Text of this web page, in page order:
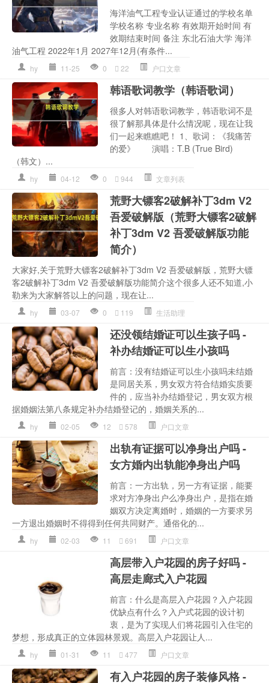
海洋油气工程专业认证通过的学校名单
学校名称 专业名称 有效期开始时间 有
效期结束时间 备注 东北石油大学 海洋
油气工程 2022年1月 2027年12月(有条件...
hy 11-25 0 22 户口文章
韩语歌词教学（韩语歌词）
很多人对韩语歌词教学，韩语歌词不是
很了解那具体是什么情况呢，现在让我
们一起来瞧瞧吧！ 1、歌词：《我痛苦
的爱》 演唱：T.B (True Bird)
（韩文）...
hy 04-12 0 944 文章列表
荒野大镖客2破解补丁3dm V2
吾爱破解版（荒野大镖客2破解
补丁3dm V2 吾爱破解版功能
简介）
大家好,关于荒野大镖客2破解补丁3dm V2 吾爱破解版，荒野大镖
客2破解补丁3dm V2 吾爱破解版功能简介这个很多人还不知道,小
勒来为大家解答以上的问题，现在让...
hy 03-07 0 119 生活助理
还没领结婚证可以生孩子吗 -
补办结婚证可以生小孩吗
前言：没有结婚证可以生小孩吗未结婚
是同居关系，男女双方符合结婚实质要
件的，应当补办结婚登记，男女双方根
据婚姻法第八条规定补办结婚登记的，婚姻关系的...
hy 02-05 12 578 户口文章
出轨有证据可以净身出户吗 -
女方婚内出轨能净身出户吗
前言：一方出轨，另一方有证据，能要
求对方净身出户么净身出户，是指在婚
姻双方决定离婚时，婚姻的一方要求另
一方退出婚姻时不得得到任何共同财产。通俗化的...
hy 02-03 11 691 户口文章
高层带入户花园的房子好吗 -
高层走廊式入户花园
前言：什么是高层入户花园？入户花园
优缺点有什么？入户式花园的设计初
衷，是为了实现人们将花园引入住宅的
梦想，形成真正的立体园林景观。高层入户花园让人...
hy 01-31 11 477 户口文章
有入户花园的房子装修风格 -